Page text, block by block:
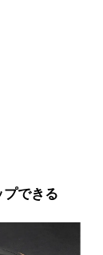
できる